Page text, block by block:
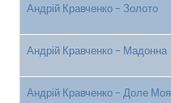
Андрій Кравченко - Золото
Андрій Кравченко - Мадонна
Андрій Кравченко - Доле Моя